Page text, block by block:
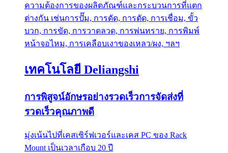
ความต้องการของผลิตภัณฑ์และกระบวนการที่แตก
ต่างกัน เช่นการปั๊ม, การดัด, การตัด, การเชื่อม, ขั้ว
บวก, การขัด, การวาดลวด, การพ่นทราย, การพิมพ์
หน้าจอไหม, การเคลือบเงาของเหลว/ผง, ฯลฯ
เทคโนโลยี Deliangshi
การพิสูจน์อักษรอย่างรวดเร็วการจัดส่งที่
รวดเร็วคุณภาพดี
มุ่งเน้นไปที่เคสเซิร์ฟเวอร์และเคส PC ของ Rack
Mount เป็นเวลาเกือบ 20 ปี